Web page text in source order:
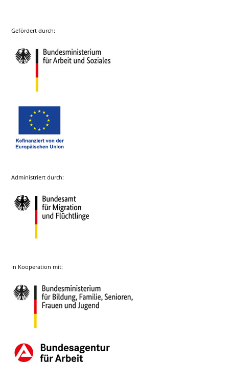
Gefördert durch:
Administriert durch:
In Kooperation mit: